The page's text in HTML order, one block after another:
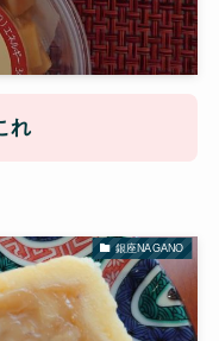
れ
銀座NAGANO